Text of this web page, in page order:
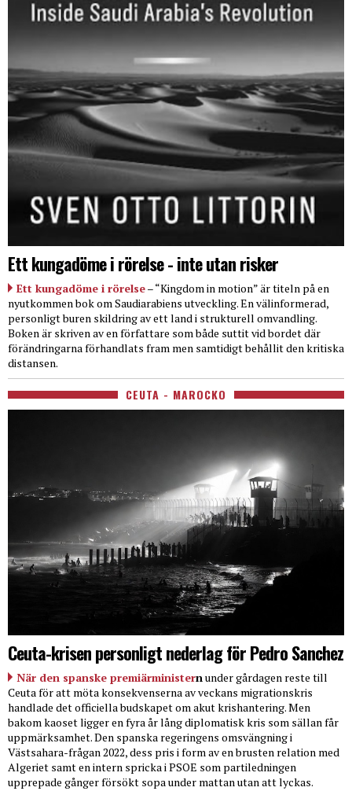
Ett kungadöme i rörelse - inte utan risker
Ett kungadöme i rörelse– “Kingdom in motion” är titeln på en
nyutkommen bok om Saudiarabiens utveckling. En välinformerad,
personligt buren skildring av ett land i strukturell omvandling.
Boken är skriven av en författare som både suttit vid bordet där
förändringarna förhandlats fram men samtidigt behållit den kritiska
distansen.
CEUTA - MAROCKO
Ceuta-krisen personligt nederlag för Pedro Sanchez
När den spanske premiärministernunder gårdagen reste till
Ceuta för att möta konsekvenserna av veckans migrationskris
handlade det officiella budskapet om akut krishantering. Men
bakom kaoset ligger en fyra år lång diplomatisk kris som sällan får
uppmärksamhet. Den spanska regeringens omsvängning i
Västsahara-frågan 2022, dess pris i form av en brusten relation med
Algeriet samt en intern spricka i PSOE som partiledningen
upprepade gånger försökt sopa under mattan utan att lyckas.